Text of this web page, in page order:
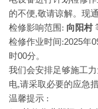
的不便,敬请谅解。现
检修影响范围 : 向阳村
检修作业时间:2025年
时00分。
我们会安排足够施工
电,请采取必要的应急措
温馨提示 :